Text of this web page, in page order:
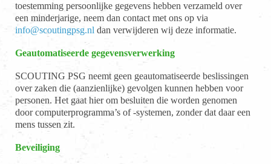
toestemming persoonlijke gegevens hebben verzameld over
een minderjarige, neem dan contact met ons op via
info@scoutingpsg.nl dan verwijderen wij deze informatie.
Geautomatiseerde gegevensverwerking
SCOUTING PSG neemt geen geautomatiseerde beslissingen
over zaken die (aanzienlijke) gevolgen kunnen hebben voor
personen. Het gaat hier om besluiten die worden genomen
door computerprogramma’s of -systemen, zonder dat daar een
mens tussen zit.
Beveiliging